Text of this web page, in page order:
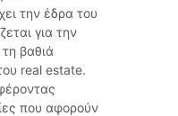
την έδρα του
για την
βαθιά
real estate.
που αφορούν